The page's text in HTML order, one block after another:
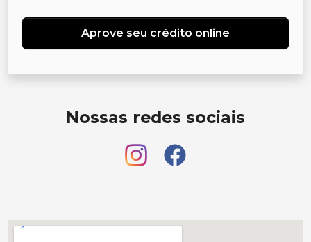
Aprove seu crédito online
Nossas redes sociais